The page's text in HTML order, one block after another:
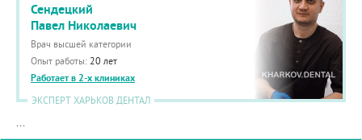
Сендецкий
Павел Николаевич
Врач высшей категории
Опыт работы: 20 лет
Работает в 2-х клиниках
ЭКСПЕРТ ХАРЬКОВ ДЕНТАЛ
...